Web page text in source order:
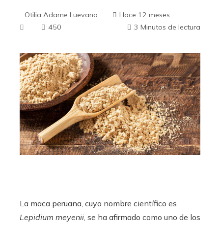
Otilia Adame Luevano
Hace 12 meses
450
3 Minutos de lectura
La maca peruana, cuyo nombre científico es
Lepidium meyenii , se ha afirmado como uno de los